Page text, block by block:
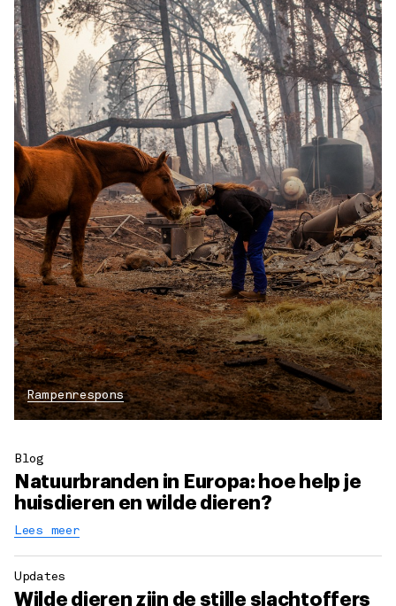
Rampenrespons
Blog
Natuurbranden in Europa: hoe help je
huisdieren en wilde dieren?
Lees meer
Updates
Wilde dieren zijn de stille slachtoffers